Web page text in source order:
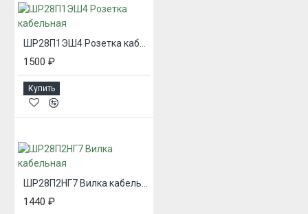
1500 ₽
Купить
ШР28П2НГ7 Вилка кабельная
1440 ₽